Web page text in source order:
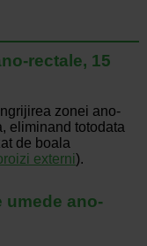
rectale, 15
zonei ano-
eliminand totodata
de boala
externi).
umede ano-